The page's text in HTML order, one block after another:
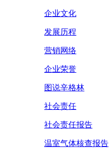
企业文化
发展历程
营销网络
企业荣誉
图说辛格林
社会责任
社会责任报告
温室气体核查报告